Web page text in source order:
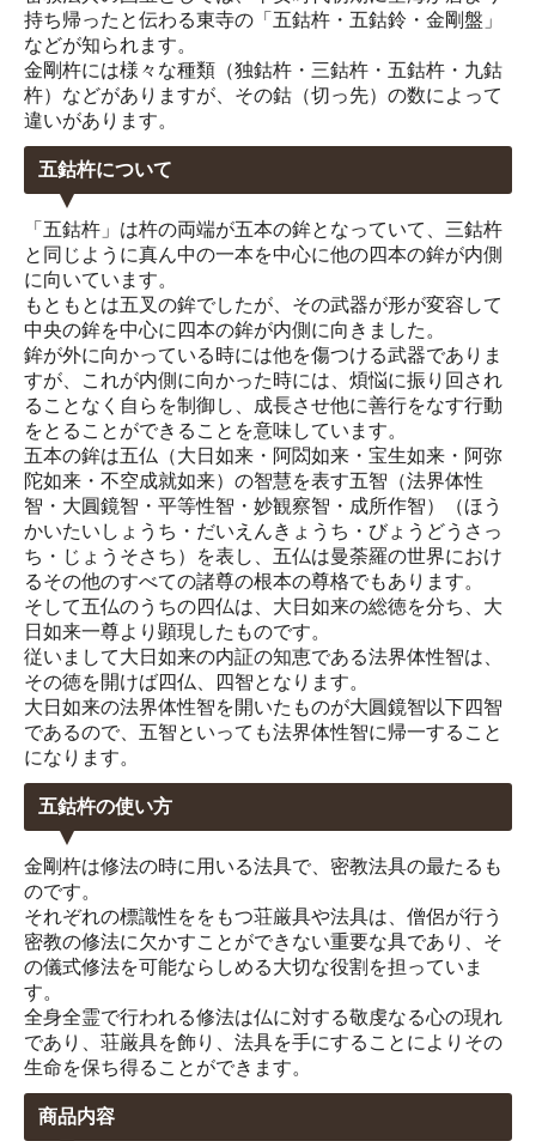
持ち帰ったと伝わる東寺の「五鈷杵・五鈷鈴・金剛盤」
などが知られます。
金剛杵には様々な種類（独鈷杵・三鈷杵・五鈷杵・九鈷
杵）などがありますが、その鈷（切っ先）の数によって
違いがあります。
五鈷杵について
「五鈷杵」は杵の両端が五本の鉾となっていて、三鈷杵
と同じように真ん中の一本を中心に他の四本の鉾が内側
に向いています。
もともとは五叉の鉾でしたが、その武器が形が変容して
中央の鉾を中心に四本の鉾が内側に向きました。
鉾が外に向かっている時には他を傷つける武器でありま
すが、これが内側に向かった時には、煩悩に振り回され
ることなく自らを制御し、成長させ他に善行をなす行動
をとることができることを意味しています。
五本の鉾は五仏（大日如来・阿閦如来・宝生如来・阿弥
陀如来・不空成就如来）の智慧を表す五智（法界体性
智・大圓鏡智・平等性智・妙観察智・成所作智）（ほう
かいたいしょうち・だいえんきょうち・びょうどうさっ
ち・じょうそさち）を表し、五仏は曼荼羅の世界におけ
るその他のすべての諸尊の根本の尊格でもあります。
そして五仏のうちの四仏は、大日如来の総徳を分ち、大
日如来一尊より顕現したものです。
従いまして大日如来の内証の知恵である法界体性智は、
その徳を開けば四仏、四智となります。
大日如来の法界体性智を開いたものが大圓鏡智以下四智
であるので、五智といっても法界体性智に帰一すること
になります。
五鈷杵の使い方
金剛杵は修法の時に用いる法具で、密教法具の最たるも
のです。
それぞれの標識性ををもつ荘厳具や法具は、僧侶が行う
密教の修法に欠かすことができない重要な具であり、そ
の儀式修法を可能ならしめる大切な役割を担っていま
す。
全身全霊で行われる修法は仏に対する敬虔なる心の現れ
であり、荘厳具を飾り、法具を手にすることによりその
生命を保ち得ることができます。
商品内容